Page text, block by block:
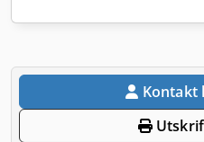
Kontakt